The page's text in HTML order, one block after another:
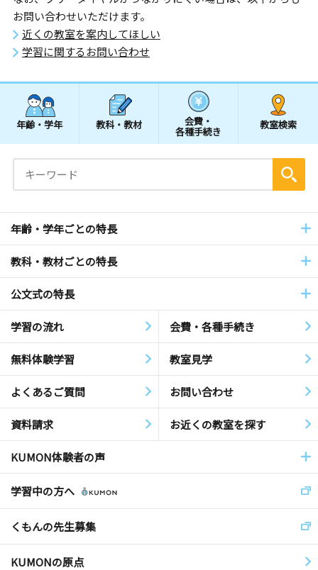
お問い合わせいただけます。
近くの教室を案内してほしい
学習に関するお問い合わせ
年齢・学年 教科・教材 会費・
各種手続き
教室検索
年齢・学年ごとの特長
教科・教材ごとの特長
公文式の特長
学習の流れ 会費・各種手続き
無料体験学習 教室見学
よくあるご質問 お問い合わせ
資料請求 お近くの教室を探す
KUMON体験者の声
学習中の方へ
くもんの先生募集
KUMONの原点